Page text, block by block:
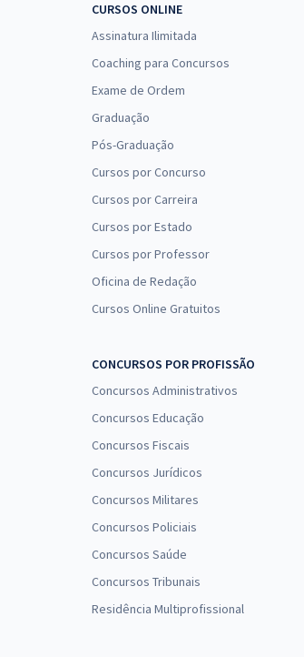
CURSOS ONLINE
Assinatura Ilimitada
Coaching para Concursos
Exame de Ordem
Graduação
Pós-Graduação
Cursos por Concurso
Cursos por Carreira
Cursos por Estado
Cursos por Professor
Oficina de Redação
Cursos Online Gratuitos
CONCURSOS POR PROFISSÃO
Concursos Administrativos
Concursos Educação
Concursos Fiscais
Concursos Jurídicos
Concursos Militares
Concursos Policiais
Concursos Saúde
Concursos Tribunais
Residência Multiprofissional